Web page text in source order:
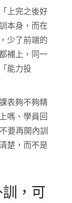
上完之後好
本身，而在
少了前端的
補上，同一
能力投
表夠不夠精
嗎、學員回
要再開內訓
楚，而不是
，可